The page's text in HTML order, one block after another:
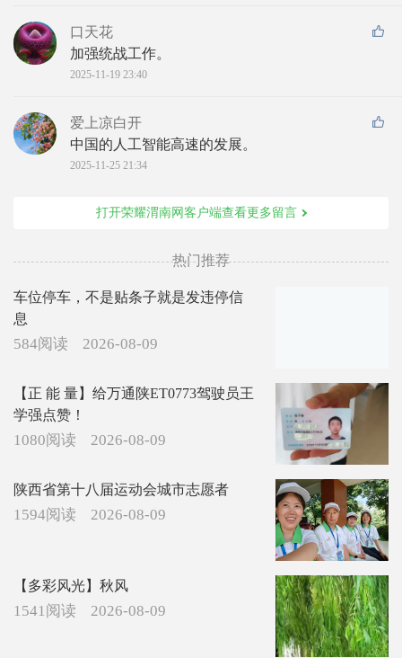
口天花
加强统战工作。
2025-11-19 23:40
爱上凉白开
中国的人工智能高速的发展。
2025-11-25 21:34
打开荣耀渭南网客户端查看更多留言
热门推荐
车位停车，不是贴条子就是发违停信
息
584阅读 2026-08-09
【正 能 量】给万通陕ET0773驾驶员王
学强点赞！
1080阅读 2026-08-09
陕西省第十八届运动会城市志愿者
1594阅读 2026-08-09
【多彩风光】秋风
1541阅读 2026-08-09